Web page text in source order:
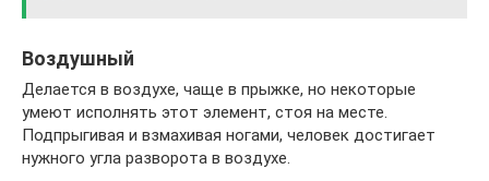
Воздушный
Делается в воздухе, чаще в прыжке, но некоторые
умеют исполнять этот элемент, стоя на месте.
Подпрыгивая и взмахивая ногами, человек достигает
нужного угла разворота в воздухе.